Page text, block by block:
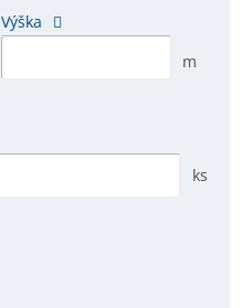
Výška
m
ks